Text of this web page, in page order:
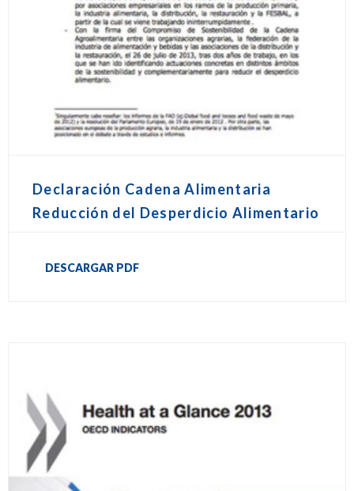
Declaración Cadena Alimentaria
Reducción del Desperdicio Alimentario
DESCARGAR PDF